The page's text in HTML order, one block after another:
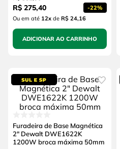
R$ 275,40 -22%
Ou em até 12xde R$ 24,16
ADICIONAR AO CARRINHO
Furadeira de Base Magnética
2" Dewalt DWE1622K
1200W broca máxima 50mm